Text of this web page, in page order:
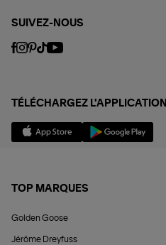
SUIVEZ-NOUS
TÉLÉCHARGEZ L'APPLICATION
TOP MARQUES
Golden Goose
Jérôme Dreyfuss